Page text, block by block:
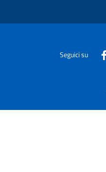
Seguici su